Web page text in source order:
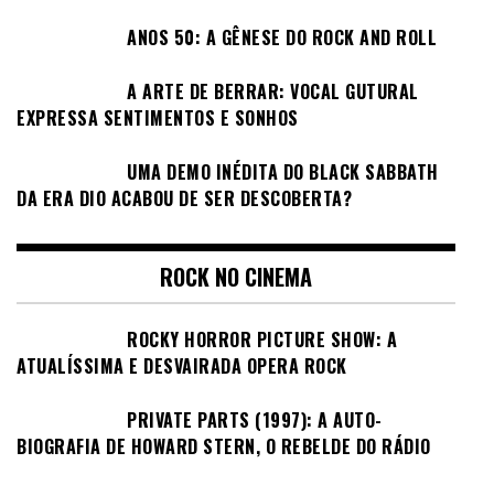
ANOS 50: A GÊNESE DO ROCK AND ROLL
A ARTE DE BERRAR: VOCAL GUTURAL
EXPRESSA SENTIMENTOS E SONHOS
UMA DEMO INÉDITA DO BLACK SABBATH
DA ERA DIO ACABOU DE SER DESCOBERTA?
ROCK NO CINEMA
ROCKY HORROR PICTURE SHOW: A
ATUALÍSSIMA E DESVAIRADA OPERA ROCK
PRIVATE PARTS (1997): A AUTO-
BIOGRAFIA DE HOWARD STERN, O REBELDE DO RÁDIO